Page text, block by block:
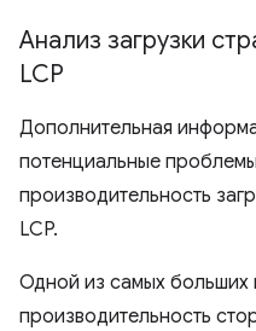
Анализ загрузки
LCP
Дополнительная
потенциальные
производительность
LCP.
Одной из самых больших
производительность